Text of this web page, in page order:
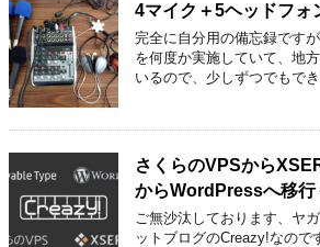
4マイク＋5ヘッドフォ
完全に自分用の備忘録です
を何度か実施していて、地
いるので、少しずつでもで
さくらのVPSから
からWordPressへ移行
ご無沙汰しております、ヤ
ットブログのCreazy!なので